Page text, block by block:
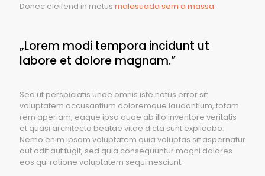
Donec eleifend in metus malesuada sem a massa
„Lorem modi tempora incidunt ut
labore et dolore magnam.”
Sed ut perspiciatis unde omnis iste natus error sit
voluptatem accusantium doloremque laudantium, totam
rem aperiam, eaque ipsa quae ab illo inventore veritatis
et quasi architecto beatae vitae dicta sunt explicabo.
Nemo enim ipsam voluptatem quia voluptas sit aspernatur
aut odit aut fugit, sed quia consequuntur magni dolores
eos qui ratione voluptatem sequi nesciunt.